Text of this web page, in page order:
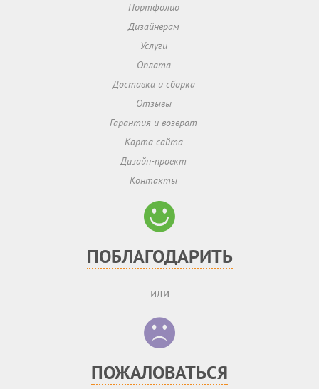
Портфолио
Дизайнерам
Услуги
Оплата
Доставка и сборка
Отзывы
Гарантия и возврат
Карта сайта
Дизайн-проект
Контакты
ПОБЛАГОДАРИТЬ
или
ПОЖАЛОВАТЬСЯ